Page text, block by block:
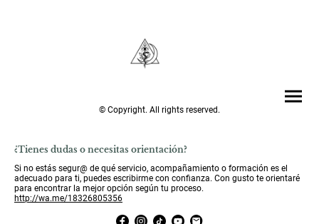
© Copyright. All rights reserved.
¿Tienes dudas o necesitas orientación?
Si no estás segur@ de qué servicio, acompañamiento o formación es el
adecuado para ti, puedes escribirme con confianza. Con gusto te orientaré
para encontrar la mejor opción según tu proceso.
http://wa.me/18326805356